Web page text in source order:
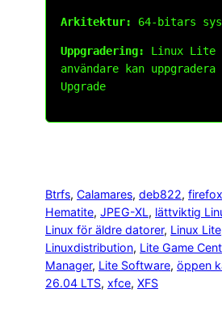
Arkitektur: 64-bitars
Uppgradering:
Linux Lite
användare kan
Upgrade
Btrfs, Calamares, deb822, firefox
Hematite, JPEG-XL, lättviktig
Linux för äldre datorer, Linux Lite
Linuxdistribution, Lite Game
Manager, Lite Software, öppen
26.04 LTS, xfce, XFS